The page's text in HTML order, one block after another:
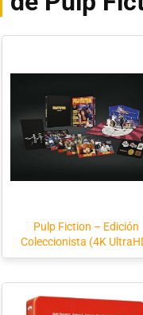
Pulp Fiction – Edición
Coleccionista (4K